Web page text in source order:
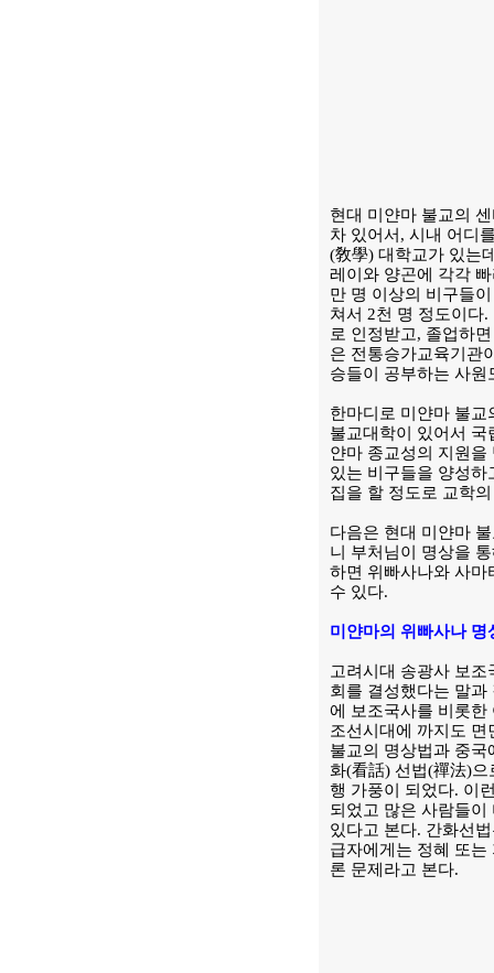
현대 미얀마 불교의
차 있어서, 시내 어디
(敎學) 대학교가 있는
레이와 양곤에 각각
만 명 이상의 비구들
쳐서 2천 명 정도이다
로 인정받고, 졸업하
은 전통승가교육기관
승들이 공부하는 사
한마디로 미얀마 불
불교대학이 있어서
얀마 종교성의 지원
있는 비구들을 양성
집을 할 정도로 교학
다음은 현대 미얀마
니 부처님이 명상을
하면 위빠사나와 사마
수 있다.
미얀마의 위빠사나
고려시대 송광사 보
회를 결성했다는 말
에 보조국사를 비롯한
조선시대에 까지도
불교의 명상법과 중
화(看話) 선법(禪法)
행 가풍이 되었다. 이
되었고 많은 사람들
있다고 본다. 간화선
급자에게는 정혜 또
론 문제라고 본다.